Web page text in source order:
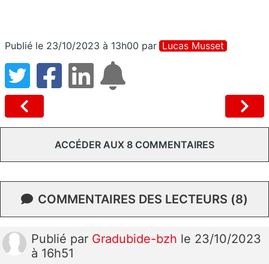
Publié le 23/10/2023 à 13h00 par Lucas Musset
ACCÉDER AUX 8 COMMENTAIRES
COMMENTAIRES DES LECTEURS (8)
Publié par Gradubide-bzh le 23/10/2023
à 16h51